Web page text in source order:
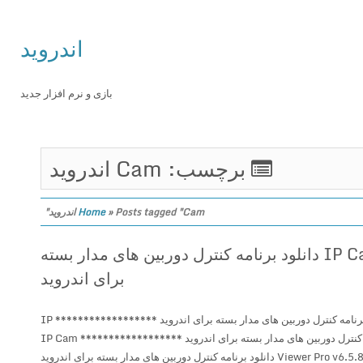
اندروید
بازی و نرم افزار جدید
برچسب: Cam اندروید
Home»Posts tagged "Cam اندروید"
IP Cam Viewer Pro v6.5.8 دانلود برنامه کنترل دوربین های مدار بسته
برای اندروید
IP Cam Viewer Pro v6.5.8 دانلود برنامه کنترل دوربین های مدار بسته برای اندروید ****************** IP
Cam Viewer Pro v6.5.8 دانلود برنامه کنترل دوربین های مدار بسته برای اندروید ****************** IP Cam
Viewer Pro v6.5.8 دانلود برنامه کنترل دوربین های مدار بسته برای اندروید